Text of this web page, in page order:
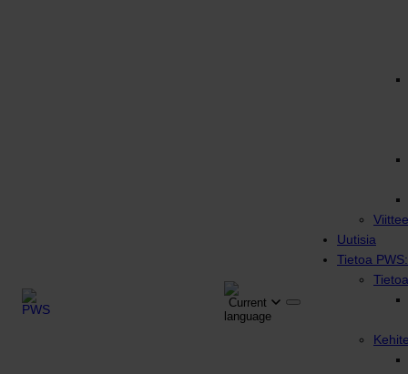
Uutisia
Tietoa